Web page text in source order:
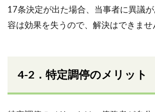
17条決定が出た場合、当事者に異議
容は効果を失うので、解決はできませ
4-2．特定調停のメリット